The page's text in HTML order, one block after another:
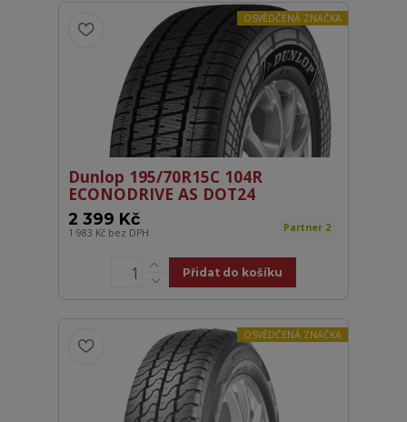
OSVĚDČENÁ ZNAČKA
Dunlop 195/70R15C 104R
ECONODRIVE AS DOT24
2 399 Kč
1 983 Kč bez DPH Partner 2
Přidat do košíku
OSVĚDČENÁ ZNAČKA